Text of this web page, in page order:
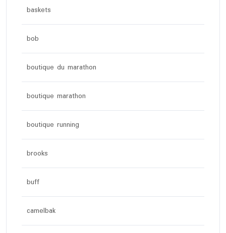
baskets
bob
boutique du marathon
boutique marathon
boutique running
brooks
buff
camelbak